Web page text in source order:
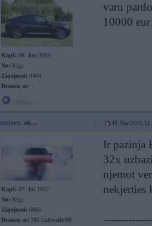
Kopš: 08. Jun 2003
No: Rīga
Ziņojumi: 4404
Braucu ar:
varu
10000 eur
noisex 30. Mar 2006,
Kopš: 07. Jul 2002
No: Rīga
Ziņojumi: 6065
Braucu ar: M5 Luftwaffe/88
Ir pazinja
32x
njemot
nekjerties